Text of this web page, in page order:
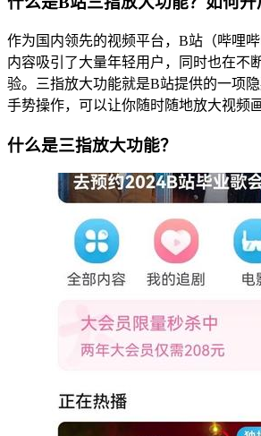
作为国内领先的视频平台，B站（哔哩
内容吸引了大量年轻用户，同时也在不
验。三指放大功能就是B站提供的一项
手势操作，可以让你随时随地放大视频
什么是三指放大功能？